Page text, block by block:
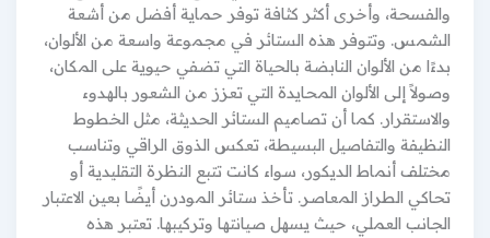
والفسحة، وأخرى أكثر كثافة توفر حماية أفضل من أشعة
الشمس. وتتوفر هذه الستائر في مجموعة واسعة من الألوان،
بدءًا من الألوان النابضة بالحياة التي تضفي حيوية على المكان،
وصولاً إلى الألوان المحايدة التي تعزز من الشعور بالهدوء
والاستقرار. كما أن تصاميم الستائر الحديثة، مثل الخطوط
النظيفة والتفاصيل البسيطة، تعكس الذوق الراقي وتناسب
مختلف أنماط الديكور، سواء كانت تتبع النظرة التقليدية أو
تحاكي الطراز المعاصر. تأخذ ستائر المودرن أيضًا بعين الاعتبار
الجانب العملي، حيث يسهل صيانتها وتركيبها. تعتبر هذه